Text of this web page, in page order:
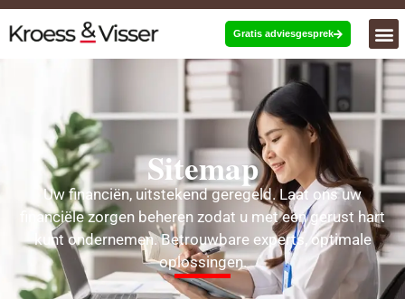
Gratis adviesgesprek
Sitemap
Uw financiën, uitstekend geregeld. Laat ons uw
financiële zorgen beheren zodat u met een gerust hart
kunt ondernemen. Betrouwbare experts, optimale
oplossingen.